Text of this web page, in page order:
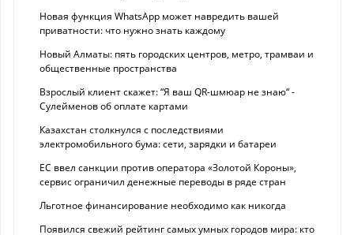
Новая функция WhatsApp может навредить вашей
приватности: что нужно знать каждому
Новый Алматы: пять городских центров, метро, трамваи и
общественные пространства
Взрослый клиент скажет: “Я ваш QR-шмюар не знаю“ -
Сулейменов об оплате картами
Казахстан столкнулся с последствиями
электромобильного бума: сети, зарядки и батареи
ЕС ввел санкции против оператора «Золотой Короны»,
сервис ограничил денежные переводы в ряде стран
Льготное финансирование необходимо как никогда
Появился свежий рейтинг самых умных городов мира: кто